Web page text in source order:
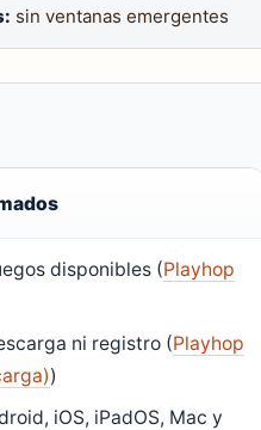
sin ventanas emergentes
disponibles (Playhop
ni registro (Playhop
)
iOS, iPadOS, Mac y